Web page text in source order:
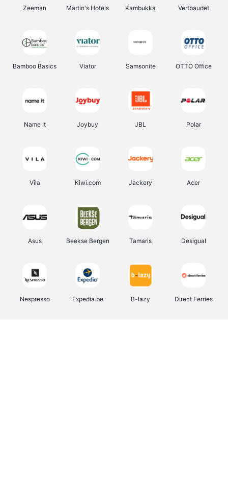
Zeeman Martin's Hotels Kambukka Vertbaudet
Bamboo Basics Viator Samsonite OTTO Office
Name It Joybuy JBL Polar
Vila Kiwi.com Jackery Acer
Asus Beekse Bergen Tamaris Desigual
Nespresso Expedia.be B-lazy Direct Ferries